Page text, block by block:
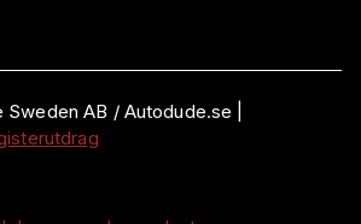
Sweden AB / Autodude.se |